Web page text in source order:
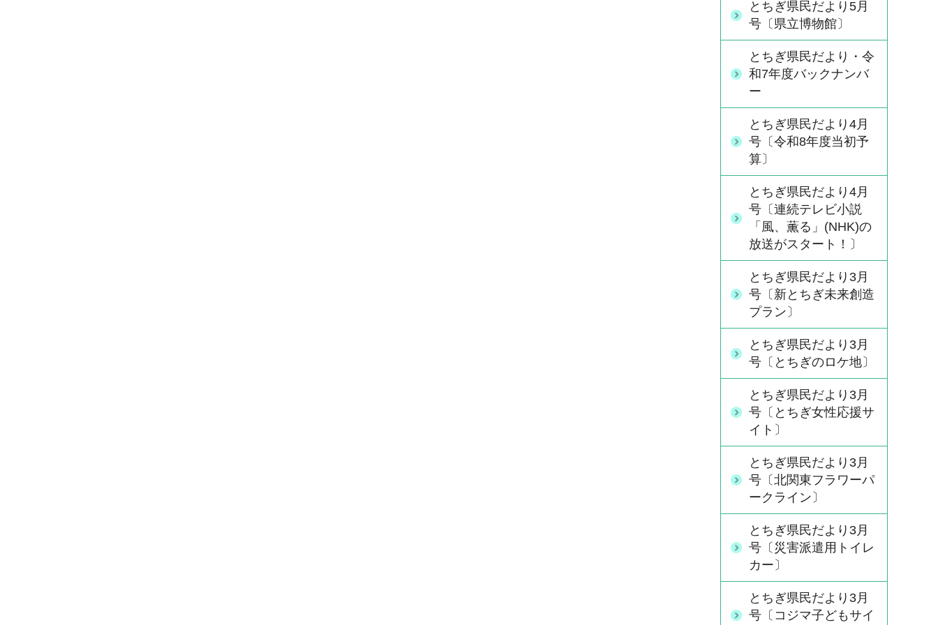
とちぎ県民だより5月
号〔県立博物館〕
とちぎ県民だより・令
和7年度バックナンバ
ー
とちぎ県民だより4月
号〔令和8年度当初予
算〕
とちぎ県民だより4月
号〔連続テレビ小説
「風、薫る」(NHK)の
放送がスタート！〕
とちぎ県民だより3月
号〔新とちぎ未来創造
プラン〕
とちぎ県民だより3月
号〔とちぎのロケ地〕
とちぎ県民だより3月
号〔とちぎ女性応援サ
イト〕
とちぎ県民だより3月
号〔北関東フラワーパ
ークライン〕
とちぎ県民だより3月
号〔災害派遣用トイレ
カー〕
とちぎ県民だより3月
号〔コジマ子どもサイ